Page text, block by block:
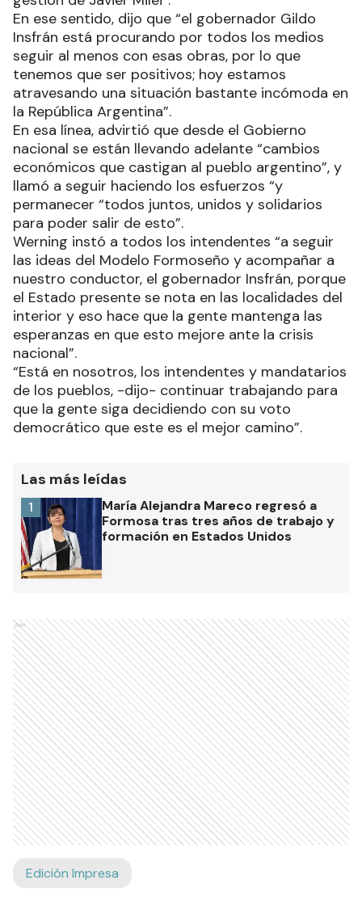
En ese sentido, dijo que “el gobernador Gildo
Insfrán está procurando por todos los medios
seguir al menos con esas obras, por lo que
tenemos que ser positivos; hoy estamos
atravesando una situación bastante incómoda en
la República Argentina”.
En esa línea, advirtió que desde el Gobierno
nacional se están llevando adelante “cambios
económicos que castigan al pueblo argentino”, y
llamó a seguir haciendo los esfuerzos “y
permanecer “todos juntos, unidos y solidarios
para poder salir de esto”.
Werning instó a todos los intendentes “a seguir
las ideas del Modelo Formoseño y acompañar a
nuestro conductor, el gobernador Insfrán, porque
el Estado presente se nota en las localidades del
interior y eso hace que la gente mantenga las
esperanzas en que esto mejore ante la crisis
nacional”.
“Está en nosotros, los intendentes y mandatarios
de los pueblos, -dijo- continuar trabajando para
que la gente siga decidiendo con su voto
democrático que este es el mejor camino”.
Las más leídas
María Alejandra Mareco regresó a
Formosa tras tres años de trabajo y
formación en Estados Unidos
1
Ads
Edición Impresa